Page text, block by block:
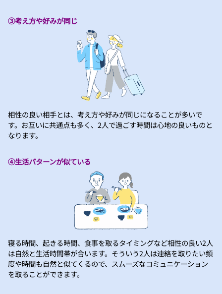
③考え方や好みが同じ
相性の良い相手とは、考え方や好みが同じになることが多いで
す。お互いに共通点も多く、2人で過ごす時間は心地の良いものと
なります。
④生活パターンが似ている
寝る時間、起きる時間、食事を取るタイミングなど相性の良い2人
は自然と生活時間帯が合います。そういう2人は連絡を取りたい頻
度や時間も自然と似てくるので、スムーズなコミュニケーション
を取ることができます。